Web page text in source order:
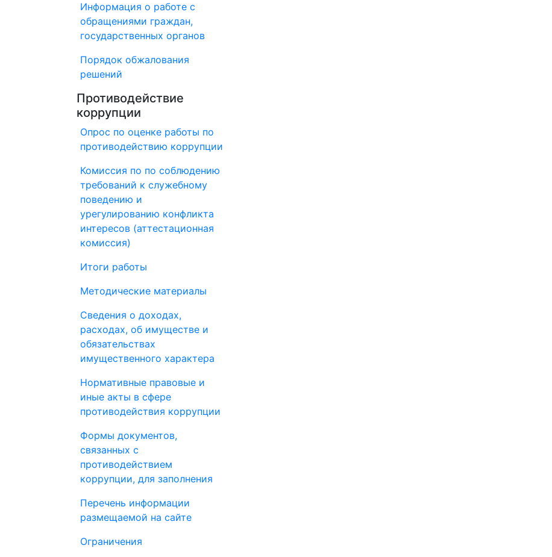
Информация о работе с
обращениями граждан,
государственных органов
Порядок обжалования
решений
Противодействие
коррупции
Опрос по оценке работы по
противодействию коррупции
Комиссия по по соблюдению
требований к служебному
поведению и
урегулированию конфликта
интересов (аттестационная
комиссия)
Итоги работы
Методические материалы
Сведения о доходах,
расходах, об имуществе и
обязательствах
имущественного характера
Нормативные правовые и
иные акты в сфере
противодействия коррупции
Формы документов,
связанных с
противодействием
коррупции, для заполнения
Перечень информации
размещаемой на сайте
Ограничения